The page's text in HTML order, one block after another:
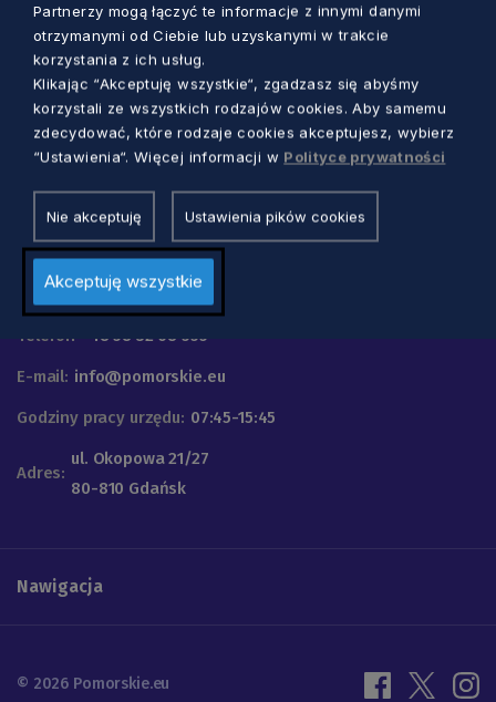
Urząd Marszałkowski
Województwa Pomorskiego
Telefon +48 58 32 68 555
E-mail: info@pomorskie.eu
Godziny pracy urzędu: 07:45-15:45
Adres:
ul. Okopowa 21/27
80-810 Gdańsk
Nawigacja
© 2026 Pomorskie.eu
Partnerzy mogą łączyć te informacje z innymi danymi
otrzymanymi od Ciebie lub uzyskanymi w trakcie
korzystania z ich usług.
Klikając “Akceptuję wszystkie“, zgadzasz się abyśmy
korzystali ze wszystkich rodzajów cookies. Aby samemu
zdecydować, które rodzaje cookies akceptujesz, wybierz
“Ustawienia“. Więcej informacji w Polityce prywatności
Nie akceptuję Ustawienia pików cookies
Akceptuję wszystkie